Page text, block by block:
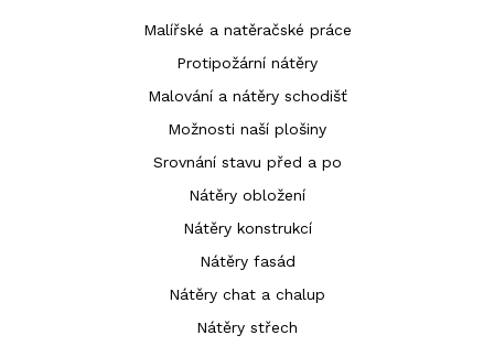
Malířské a natěračské práce
Protipožární nátěry
Malování a nátěry schodišť
Možnosti naší plošiny
Srovnání stavu před a po
Nátěry obložení
Nátěry konstrukcí
Nátěry fasád
Nátěry chat a chalup
Nátěry střech